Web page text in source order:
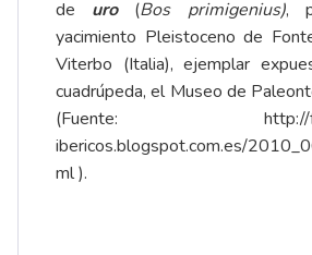
de uro(Bos primigenius),
yacimiento Pleistoceno de
Viterbo (Italia), ejemplar
cuadrúpeda, el Museo de
(Fuente:
ibericos.blogspot.com.es/
ml).